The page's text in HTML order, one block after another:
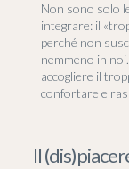
Non sono solo
integrare: il
perché non
nemmeno in
accogliere il
confortare e
Il